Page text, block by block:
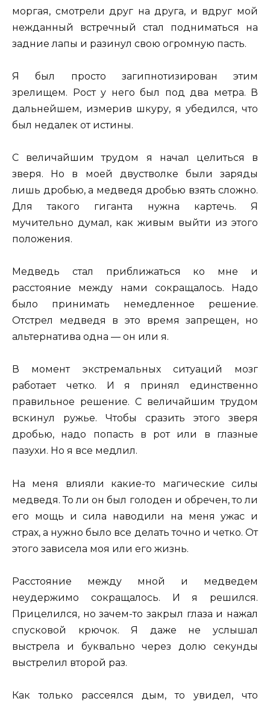
моргая, смотрели друг на друга, и вдруг мой
нежданный встречный стал подниматься на
задние лапы и разинул свою огромную пасть.
Я был просто загипнотизирован этим
зрелищем. Рост у него был под два метра. В
дальнейшем, измерив шкуру, я убедился, что
был недалек от истины.
С величайшим трудом я начал целиться в
зверя. Но в моей двустволке были заряды
лишь дробью, а медведя дробью взять сложно.
Для такого гиганта нужна картечь. Я
мучительно думал, как живым выйти из этого
положения.
Медведь стал приближаться ко мне и
расстояние между нами сокращалось. Надо
было принимать немедленное решение.
Отстрел медведя в это время запрещен, но
альтернатива одна — он или я.
В момент экстремальных ситуаций мозг
работает четко. И я принял единственно
правильное решение. С величайшим трудом
вскинул ружье. Чтобы сразить этого зверя
дробью, надо попасть в рот или в глазные
пазухи. Но я все медлил.
На меня влияли какие-то магические силы
медведя. То ли он был голоден и обречен, то ли
его мощь и сила наводили на меня ужас и
страх, а нужно было все делать точно и четко. От
этого зависела моя или его жизнь.
Расстояние между мной и медведем
неудержимо сокращалось. И я решился.
Прицелился, но зачем-то закрыл глаза и нажал
спусковой крючок. Я даже не услышал
выстрела и буквально через долю секунды
выстрелил второй раз.
Как только рассеялся дым, то увидел, что